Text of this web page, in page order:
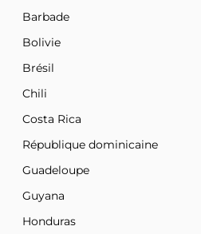
Barbade
Bolivie
Brésil
Chili
Costa Rica
République dominicaine
Guadeloupe
Guyana
Honduras